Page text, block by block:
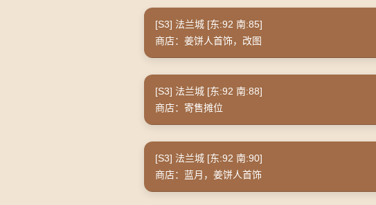
[S3] 法兰城 [东:92 南:85]
商店：姜饼人首饰，改图
[S3] 法兰城 [东:92 南:88]
商店：寄售摊位
[S3] 法兰城 [东:92 南:90]
商店：蓝月，姜饼人首饰